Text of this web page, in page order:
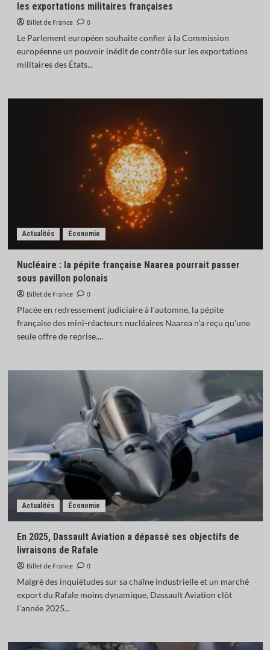
les exportations militaires françaises
Billet de France
0
Le Parlement européen souhaite confier à la Commission
européenne un pouvoir inédit de contrôle sur les exportations
militaires des États...
Actualités Économie
Nucléaire : la pépite française Naarea pourrait passer
sous pavillon polonais
Billet de France
0
Placée en redressement judiciaire à l’automne, la pépite
française des mini-réacteurs nucléaires Naarea n’a reçu qu’une
seule offre de reprise....
Actualités Économie
En 2025, Dassault Aviation a dépassé ses objectifs de
livraisons de Rafale
Billet de France
0
Malgré des inquiétudes sur sa chaîne industrielle et un marché
export du Rafale moins dynamique, Dassault Aviation clôt
l’année 2025...